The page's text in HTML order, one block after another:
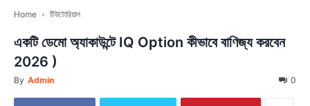
Home টিউটোরিয়াল
একটি ডেমো অ্যাকাউন্টে IQ Option কীভাবে বাণিজ্য করবেন
2026 )
By Admin 0